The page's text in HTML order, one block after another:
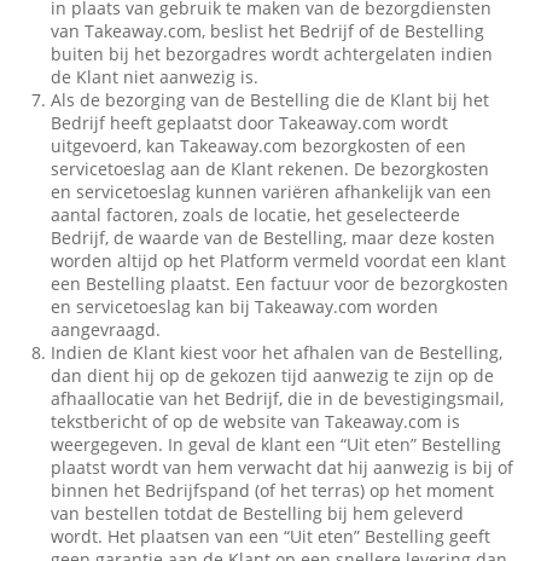
in plaats van gebruik te maken van de bezorgdiensten
van Takeaway.com, beslist het Bedrijf of de Bestelling
buiten bij het bezorgadres wordt achtergelaten indien
de Klant niet aanwezig is.
Als de bezorging van de Bestelling die de Klant bij het
Bedrijf heeft geplaatst door Takeaway.com wordt
uitgevoerd, kan Takeaway.com bezorgkosten of een
servicetoeslag aan de Klant rekenen. De bezorgkosten
en servicetoeslag kunnen variëren afhankelijk van een
aantal factoren, zoals de locatie, het geselecteerde
Bedrijf, de waarde van de Bestelling, maar deze kosten
worden altijd op het Platform vermeld voordat een klant
een Bestelling plaatst. Een factuur voor de bezorgkosten
en servicetoeslag kan bij Takeaway.com worden
aangevraagd.
Indien de Klant kiest voor het afhalen van de Bestelling,
dan dient hij op de gekozen tijd aanwezig te zijn op de
afhaallocatie van het Bedrijf, die in de bevestigingsmail,
tekstbericht of op de website van Takeaway.com is
weergegeven. In geval de klant een “Uit eten” Bestelling
plaatst wordt van hem verwacht dat hij aanwezig is bij of
binnen het Bedrijfspand (of het terras) op het moment
van bestellen totdat de Bestelling bij hem geleverd
wordt. Het plaatsen van een “Uit eten” Bestelling geeft